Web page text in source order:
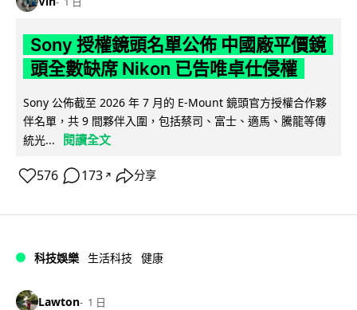
Sony 授權鏡頭名單公佈 中國廠平價鏡
頭全數缺席 Nikon 已告唯卓仕侵權
Sony 公佈截至 2026 年 7 月的 E-Mount 鏡頭官方授權合作夥
伴名單，共 9 間夥伴入圍，包括蔡司、富士、適馬、騰龍等傳
統光...
閱讀全文
576 173 ↗ 分享
科技娛樂 生活科技 健康
Lawton 1 日